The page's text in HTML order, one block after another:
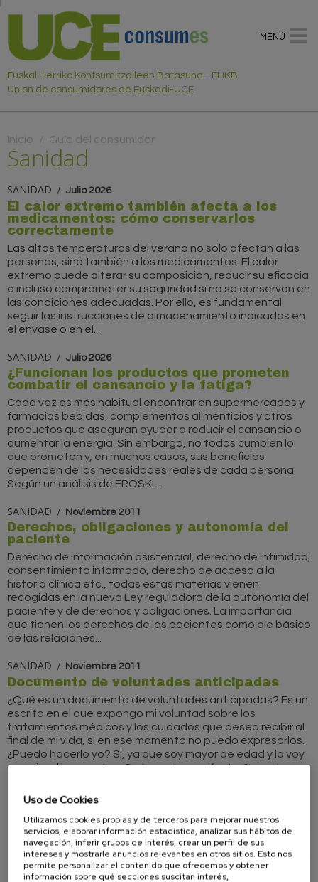
Euskal Herriko Kontsumitzaileen Batasuna - EHKB
Union de consumidores de Euskadi-UCE
Usted está aquí
Inicio Guía del consumidor
Sanidad
SANIDAD Julio 2026
El calor extremo también afecta a los
medicamentos: cómo conservarlos
correctamente
Las altas temperaturas del verano no solo afectan a las
personas, sino también a los medicamentos. El calor
extremo puede alterar su composición, reducir su eficacia
e incluso comprometer su seguridad si no se conservan en
las condiciones adecuadas. Por ello, es fundamental
seguir las instrucciones de almacenamiento indicadas en
el envase o en el...
SANIDAD Julio 2026
¿Funcionan los productos que prometen
combatir el cansancio y la fatiga?
Cada vez es más habitual encontrar en supermercados y
farmacias bebidas, complementos alimenticios y otros
productos que aseguran ayudar a reducir el cansancio o
aumentar la energía. Sin embargo, no todos cumplen lo
que prometen y, en muchos casos, sus beneficios
dependen de las necesidades reales de cada persona.
Según un análisis de EROSKI...
SANIDAD Noviembre 2011
Derechos, obligaciones y autonomía del
paciente
Derecho de información asistencial, derecho de intimidad,
consentimiento informado, derecho de acceso a la
historia clínica etc., todas estas materias vienen
recogidas en la nueva Ley reguladora de la autonomía del
paciente y de derechos y obligaciones. La importancia
que tienen los derechos de los pacientes como eje básico
de las relaciones...
SANIDAD Noviembre 2011
Documento de voluntades anticipadas
¿Qué es un documento de voluntades anticipadas? Es un
escrito en el que expongo mi voluntad sobre los
tratamientos médicos y los cuidados que deseo recibir al
final de mi vida, si en ese momento no puedo expresarlos.
¿Puedo hacerlo yo? Si, ya que soy mayor de edad y lo voy
a realizar libremente. ¿Qué puedo manifestar? puedo...
GUÍA DEL CONSUMIDOR
Aviación
Servicios Bancarios
MENÚ
Uso de Cookies
Utilizamos cookies propias y de terceros para mejorar nuestros
servicios, elaborar información estadística, analizar sus hábitos de
navegación, inferir grupos de interés, crear un perfil de sus
intereses y mostrarle anuncios relevantes en otros sitios. Esto nos
permite personalizar el contenido que ofrecemos y obtener
información sobre qué secciones suscitan interés,